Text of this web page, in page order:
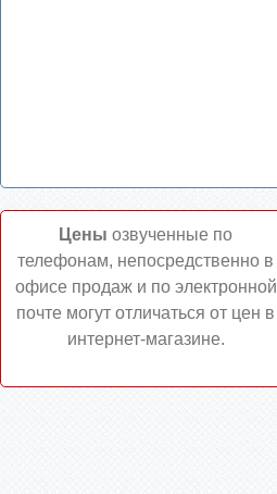
Цены озвученные по
телефонам, непосредственно в
офисе продаж и по электронной
почте могут отличаться от цен в
интернет-магазине.